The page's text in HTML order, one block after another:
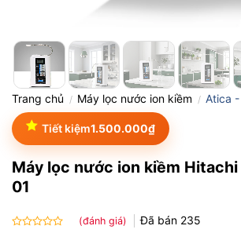
Trang chủ / Máy lọc nước ion kiềm / Atica
Tiết kiệm1.500.000₫
Máy lọc nước ion kiềm
01
(đánh giá) Đã bán 235